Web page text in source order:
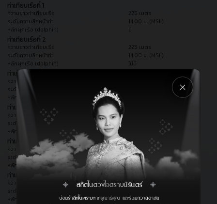
ท่าเทียบเรือที่ 1
ความยาวท่าเทียบเรือ
225 เมตร
ระดับความลึกหน้าท่า
14.00 ม. (MSL)
หลักผูกเรือ (dolphin)
มี
ท่าเทียบเรือที่ 2
ความยาวท่าเทียบเรือ
225 เมตร
ระดับความลึกหน้าท่า
14.00 ม. (MSL)
หลักผูกเรือ (dolphin)
ไม่มี
ท่าเทียบเรือที่ 3
ความยาวท่าเทียบเรือ
ระดับความลึกหน้าท่า
หลักผูกเรือ (dolphin)
ท่าเทียบเรือที่ 4
ความยาวท่าเทียบเรือ
ระดับความลึกหน้าท่า
12.50 ม. (MSL)
หลักผูกเรือ (dolphin)
ท่าเทียบเรือที่ 5
ความยาวท่าเทียบเรือ
200 เมตร
ระดับความลึกหน้าท่า
12.50 ม. (MSL)
หลักผูกเรือ (dolphin)
ไม่มี
ท่าเทียบเรือที่ 6
ความยาวท่าเทียบเรือ
160 เมตร
ระดับความลึกหน้าท่า
หลักผูกเรือ (dolphin)
มี